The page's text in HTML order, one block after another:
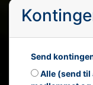
Send
Alle (send til